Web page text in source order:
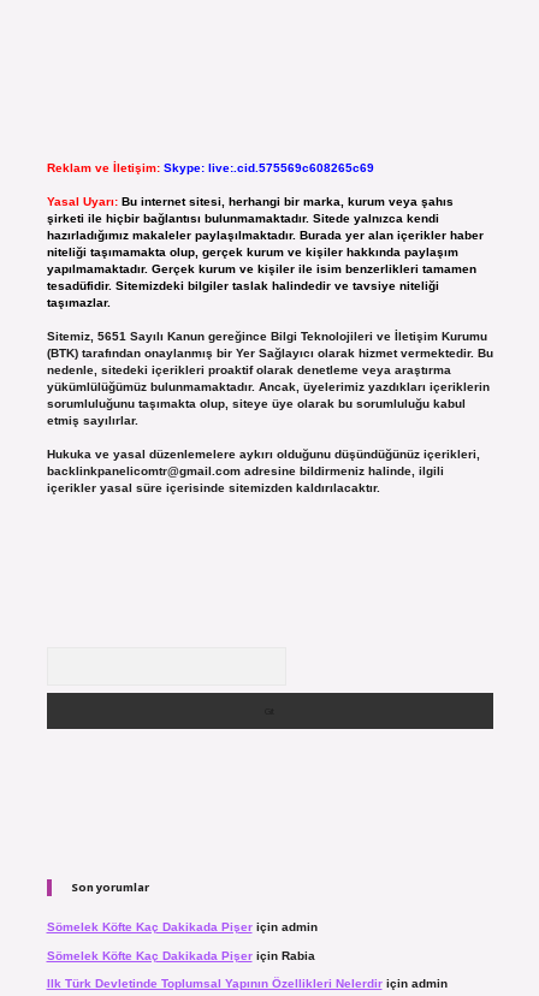
Reklam ve İletişim: Skype: live:.cid.575569c608265c69
Yasal Uyarı: Bu internet sitesi, herhangi bir marka, kurum veya şahıs
şirketi ile hiçbir bağlantısı bulunmamaktadır. Sitede yalnızca kendi
hazırladığımız makaleler paylaşılmaktadır. Burada yer alan içerikler haber
niteliği taşımamakta olup, gerçek kurum ve kişiler hakkında paylaşım
yapılmamaktadır. Gerçek kurum ve kişiler ile isim benzerlikleri tamamen
tesadüfidir. Sitemizdeki bilgiler taslak halindedir ve tavsiye niteliği
taşımazlar.
Sitemiz, 5651 Sayılı Kanun gereğince Bilgi Teknolojileri ve İletişim Kurumu
(BTK) tarafından onaylanmış bir Yer Sağlayıcı olarak hizmet vermektedir. Bu
nedenle, sitedeki içerikleri proaktif olarak denetleme veya araştırma
yükümlülüğümüz bulunmamaktadır. Ancak, üyelerimiz yazdıkları içeriklerin
sorumluluğunu taşımakta olup, siteye üye olarak bu sorumluluğu kabul
etmiş sayılırlar.
Hukuka ve yasal düzenlemelere aykırı olduğunu düşündüğünüz içerikleri,
backlinkpanelicomtr@gmail.comadresine bildirmeniz halinde, ilgili
içerikler yasal süre içerisinde sitemizden kaldırılacaktır.
Son yorumlar
Sömelek Köfte Kaç Dakikada Pişeriçin admin
Sömelek Köfte Kaç Dakikada Pişeriçin Rabia
Ilk Türk Devletinde Toplumsal Yapının Özellikleri Nelerdiriçin admin